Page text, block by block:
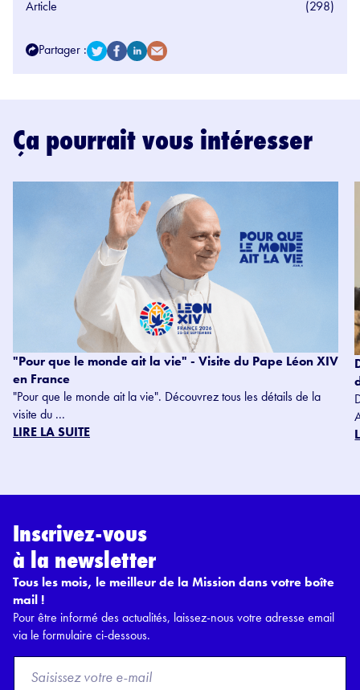
Article (298)
Partager :
Ça pourrait vous intéresser
"Pour que le monde ait la vie" - Visite du Pape Léon XIV
en France
"Pour que le monde ait la vie". Découvrez tous les détails de la
visite du ...
LIRE LA SUITE
Inscrivez-vous
à la newsletter
Tous les mois, le meilleur de la Mission dans votre boîte
mail !
Pour être informé des actualités, laissez-nous votre adresse email
via le formulaire ci-dessous.